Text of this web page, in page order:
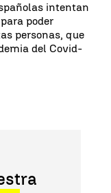
intentan
poder
personas, que
del Covid-